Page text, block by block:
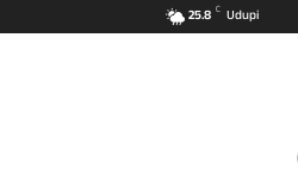
25.8 C Udupi